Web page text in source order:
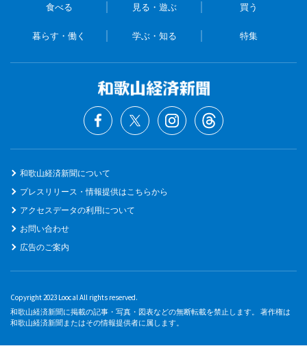
食べる 見る・遊ぶ 買う
暮らす・働く 学ぶ・知る 特集
和歌山経済新聞について
プレスリリース・情報提供はこちらから
アクセスデータの利用について
お問い合わせ
広告のご案内
Copyright 2023 Loocal All rights reserved.
和歌山経済新聞に掲載の記事・写真・図表などの無断転載を禁止します。 著作権は
和歌山経済新聞またはその情報提供者に属します。